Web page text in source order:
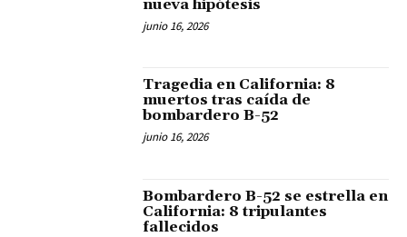
nueva hipótesis
junio 16, 2026
Tragedia en California: 8
muertos tras caída de
bombardero B-52
junio 16, 2026
Bombardero B-52 se estrella en
California: 8 tripulantes
fallecidos